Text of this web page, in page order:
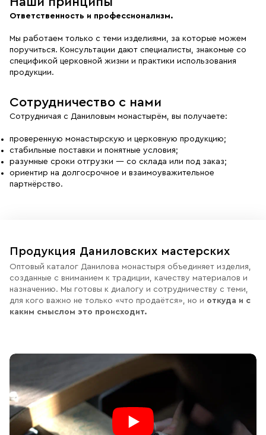
Ответственность и профессионализм.
Мы работаем только с теми изделиями, за которые можем
поручиться. Консультации дают специалисты, знакомые со
спецификой церковной жизни и практики использования
продукции.
Сотрудничество с нами
Сотрудничая с Даниловым монастырём, вы получаете:
проверенную монастырскую и церковную продукцию;
стабильные поставки и понятные условия;
разумные сроки отгрузки — со склада или под заказ;
ориентир на долгосрочное и взаимоуважительное
партнёрство.
Продукция Даниловских мастерских
Оптовый каталог Данилова монастыря объединяет изделия,
созданные с вниманием к традиции, качеству материалов и
назначению. Мы готовы к диалогу и сотрудничеству с теми,
для кого важно не только «что продаётся», но и откуда и с
каким смыслом это происходит.